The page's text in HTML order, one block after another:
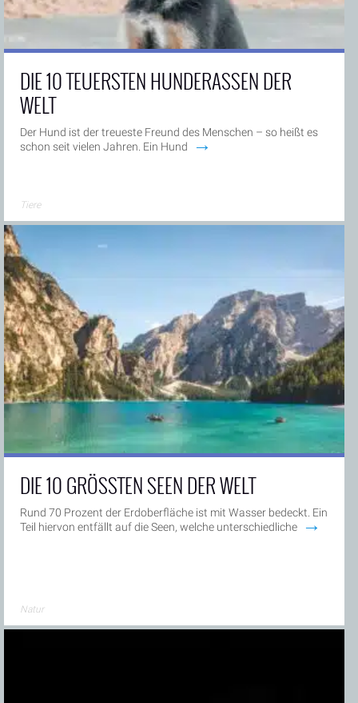
DIE 10 TEUERSTEN HUNDERASSEN DER
WELT
Der Hund ist der treueste Freund des Menschen – so heißt es
schon seit vielen Jahren. Ein Hund
→
Tiere
DIE 10 GRÖSSTEN SEEN DER WELT
Rund 70 Prozent der Erdoberfläche ist mit Wasser bedeckt. Ein
Teil hiervon entfällt auf die Seen, welche unterschiedliche
→
Natur